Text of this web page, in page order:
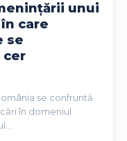
unui
care
se
cer
se confruntă
în domeniul